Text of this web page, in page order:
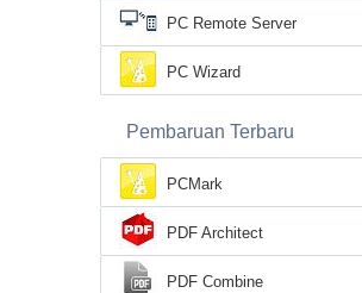
PC Remote Server
PC Wizard
Pembaruan Terbaru
PCMark
PDF Architect
PDF Combine